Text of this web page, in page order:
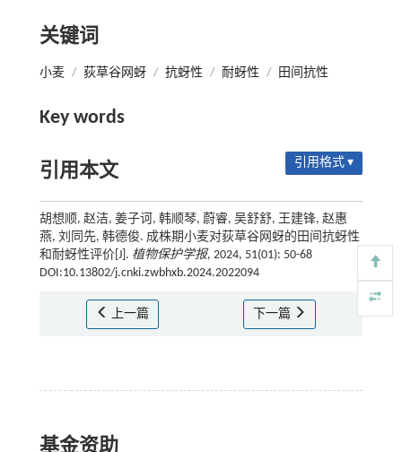
关键词
小麦 / 荻草谷网蚜 / 抗蚜性 / 耐蚜性 / 田间抗性
Key words
引用本文 引用格式 ▾
胡想顺, 赵洁, 姜子诃, 韩顺琴, 蔚睿, 吴舒舒, 王建锋, 赵惠
燕, 刘同先, 韩德俊. 成株期小麦对荻草谷网蚜的田间抗蚜性
和耐蚜性评价[J]. 植物保护学报, 2024, 51(01): 50-68
DOI:10.13802/j.cnki.zwbhxb.2024.2022094
上一篇 下一篇
基金资助